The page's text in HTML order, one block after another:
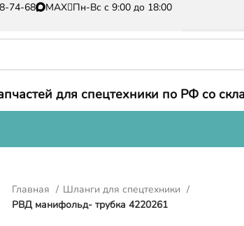
74-68 MAX Пн-Вс с 9:00 до 18:00
для спецтехники по РФ со
Главная
Шланги для спецтехники
РВД манифольд- трубка 4220261